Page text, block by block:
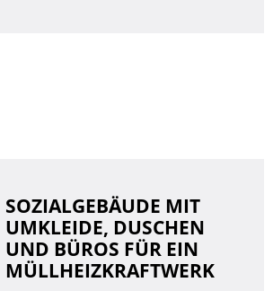
SOZIALGEBÄUDE MIT
UMKLEIDE, DUSCHEN
UND BÜROS FÜR EIN
MÜLLHEIZKRAFTWERK